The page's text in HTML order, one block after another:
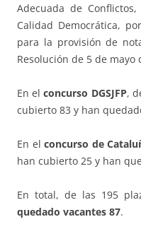
Adecuada de
Calidad Democrática,
para la provisión de
Resolución de 5 de mayo
En elconcurso DGSJFP,
cubierto 83 y han
En elconcurso de
han cubierto 25 y han
En total, de las 195
quedado vacantes 87.